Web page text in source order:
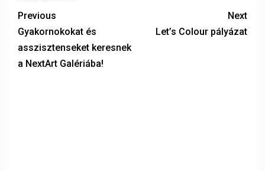
Previous
Gyakornokokat és
asszisztenseket keresnek
a NextArt Galériába!
Next
Let’s Colour pályázat